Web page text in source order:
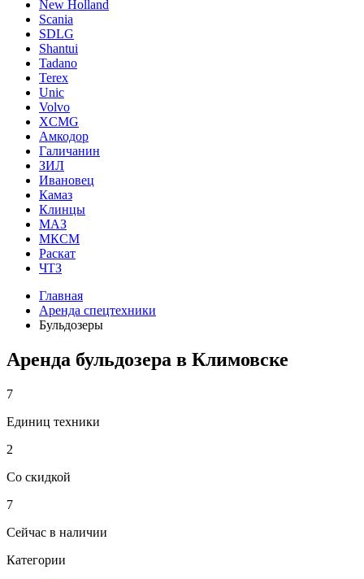
New Holland
Scania
SDLG
Shantui
Tadano
Terex
Unic
Volvo
XCMG
Амкодор
Галичанин
ЗИЛ
Ивановец
Камаз
Клинцы
МАЗ
МКСМ
Раскат
ЧТЗ
Главная
Аренда спецтехники
Бульдозеры
Аренда бульдозера в Климовске
7
Единиц техники
2
Со скидкой
7
Сейчас в наличии
Категории